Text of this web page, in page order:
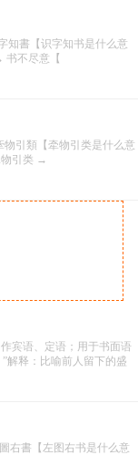
知書【识字知书是什么意
书不尽意【
物引類【牵物引类是什么意
物引类 →
宾语、定语；用于书面语
解释：比喻前人留下的盛
右書【左图右书是什么意